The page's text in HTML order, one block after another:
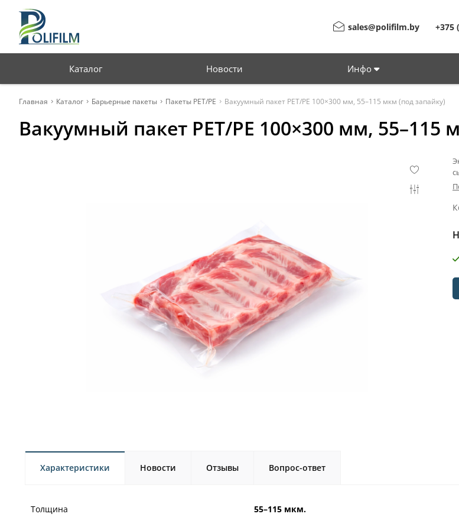
sales@polifilm.by +375
Каталог Новости Инфо
Главная Каталог Барьерные пакеты Пакеты PET/PE Вакуумный пакет PET/PE 100×300 мм, 55–115 мкм (под запайку)
Вакуумный пакет PET/PE 100×300 мм, 55–115
Характеристики Новости Отзывы Вопрос-ответ
Толщина 55–115 мкм.